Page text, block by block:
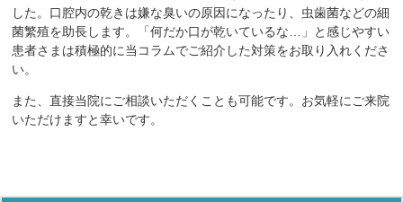
した。口腔内の乾きは嫌な臭いの原因になったり、虫歯菌などの細
菌繁殖を助長します。「何だか口が乾いているな…」と感じやすい
患者さまは積極的に当コラムでご紹介した対策をお取り入れくださ
い。
また、直接当院にご相談いただくことも可能です。お気軽にご来院
いただけますと幸いです。